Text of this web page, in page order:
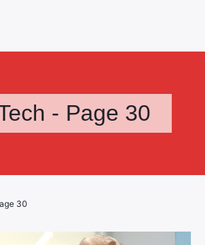
- Page 30
30